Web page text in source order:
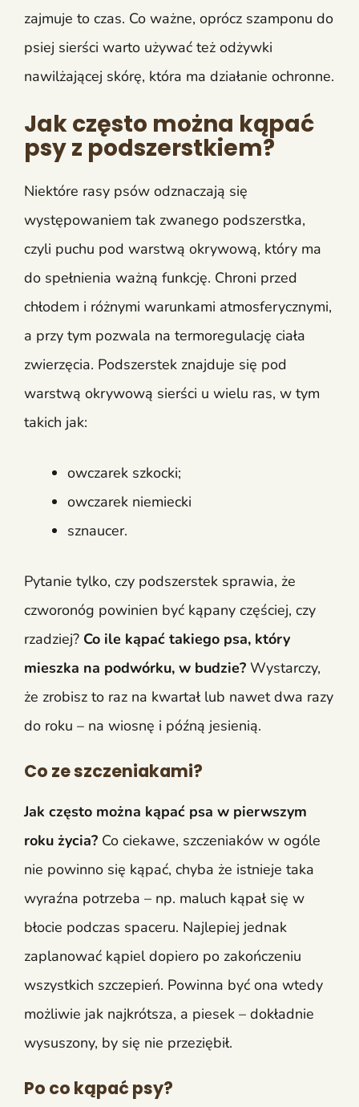
zajmuje to czas. Co ważne, oprócz szamponu do
psiej sierści warto używać też odżywki
nawilżającej skórę, która ma działanie ochronne.
Jak często można kąpać
psy z podszerstkiem?
Niektóre rasy psów odznaczają się
występowaniem tak zwanego podszerstka,
czyli puchu pod warstwą okrywową, który ma
do spełnienia ważną funkcję. Chroni przed
chłodem i różnymi warunkami atmosferycznymi,
a przy tym pozwala na termoregulację ciała
zwierzęcia. Podszerstek znajduje się pod
warstwą okrywową sierści u wielu ras, w tym
takich jak:
owczarek szkocki;
owczarek niemiecki
sznaucer.
Pytanie tylko, czy podszerstek sprawia, że
czworonóg powinien być kąpany częściej, czy
rzadziej? Co ile kąpać takiego psa, który
mieszka na podwórku, w budzie? Wystarczy,
że zrobisz to raz na kwartał lub nawet dwa razy
do roku – na wiosnę i późną jesienią.
Co ze szczeniakami?
Jak często można kąpać psa w pierwszym
roku życia? Co ciekawe, szczeniaków w ogóle
nie powinno się kąpać, chyba że istnieje taka
wyraźna potrzeba – np. maluch kąpał się w
błocie podczas spaceru. Najlepiej jednak
zaplanować kąpiel dopiero po zakończeniu
wszystkich szczepień. Powinna być ona wtedy
możliwie jak najkrótsza, a piesek – dokładnie
wysuszony, by się nie przeziębił.
Po co kąpać psy?